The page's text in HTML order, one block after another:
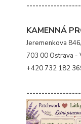
KAMENNÁ
Jeremenkova
703 00 Ostrava -
+420 732 182